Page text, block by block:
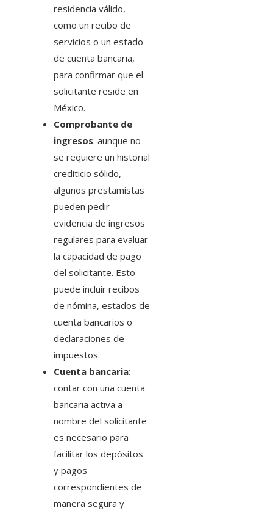
residencia válido,
como un recibo de
servicios o un estado
de cuenta bancaria,
para confirmar que el
solicitante reside en
México.
Comprobante de
ingresos: aunque no
se requiere un historial
crediticio sólido,
algunos prestamistas
pueden pedir
evidencia de ingresos
regulares para evaluar
la capacidad de pago
del solicitante. Esto
puede incluir recibos
de nómina, estados de
cuenta bancarios o
declaraciones de
impuestos.
Cuenta bancaria:
contar con una cuenta
bancaria activa a
nombre del solicitante
es necesario para
facilitar los depósitos
y pagos
correspondientes de
manera segura y